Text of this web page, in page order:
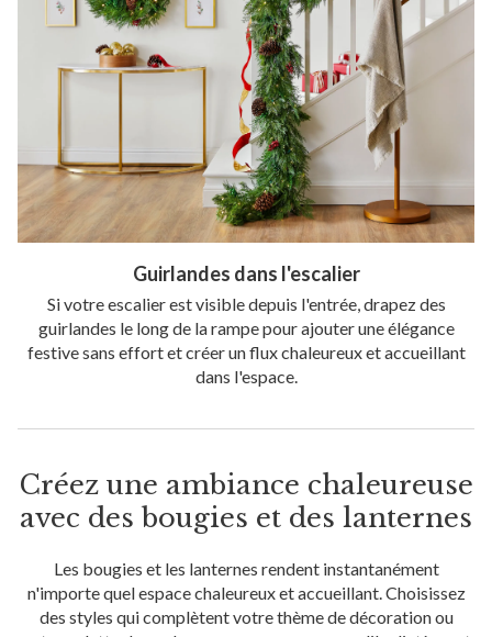
Guirlandes dans l'escalier
Si votre escalier est visible depuis l'entrée, drapez des
guirlandes le long de la rampe pour ajouter une élégance
festive sans effort et créer un flux chaleureux et accueillant
dans l'espace.
Créez une ambiance chaleureuse
avec des bougies et des lanternes
Les bougies et les lanternes rendent instantanément
n'importe quel espace chaleureux et accueillant. Choisissez
des styles qui complètent votre thème de décoration ou